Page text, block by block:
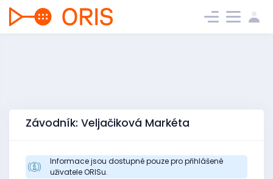
Závodník: Veljačiková Markéta
Informace jsou dostupné pouze pro přihlášené
uživatele ORISu.